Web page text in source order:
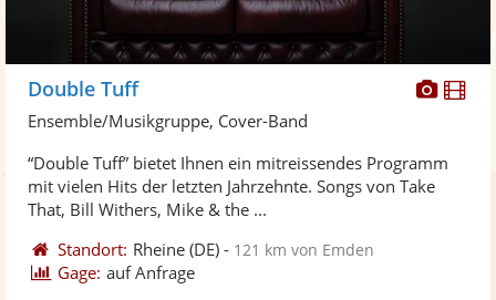
Fotos
Double Tuff
Ensemble/Musikgruppe, Cover-Band
“Double Tuff” bietet Ihnen ein mitreissendes Programm
mit vielen Hits der letzten Jahrzehnte. Songs von Take
That, Bill Withers, Mike & the ...
Standort: Rheine (DE) - 121 km von Emden
Gage: auf Anfrage